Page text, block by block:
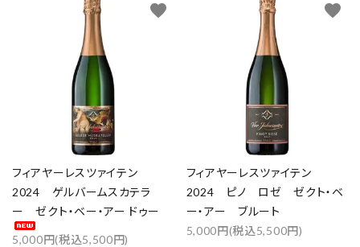
フィアヤーレスツァイテン
2024 ゲルバームスカテラ
ー ゼクト・ベー・アー ドゥー
5,000円(税込5,500円)
favorite
フィアヤーレスツァイテン
2024 ピノ ロゼ ゼクト・ベ
ー・アー ブルート
5,000円(税込5,500円)
favorite